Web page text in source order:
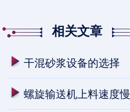
相关文章
干混砂浆设备的选择
螺旋输送机上料速度慢的原因